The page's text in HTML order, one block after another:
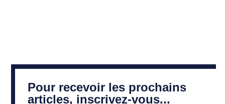
Pour recevoir les prochains
articles, inscrivez-vous...